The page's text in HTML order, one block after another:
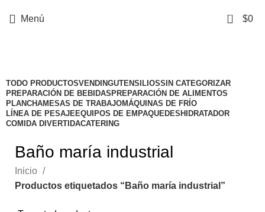
Menú 0 $0
TODO PRODUCTOSVENDINGUTENSILIOSSIN CATEGORIZAR
PREPARACIÓN DE BEBIDAS PREPARACIÓN DE ALIMENTOS
PLANCHAMESAS DE TRABAJOMÁQUINAS DE FRÍO
LÍNEA DE PESAJEEQUIPOS DE EMPAQUEDESHIDRATADOR
COMIDA DIVERTIDACATERING
Baño maría industrial
Inicio
Productos etiquetados “Baño maría industrial”